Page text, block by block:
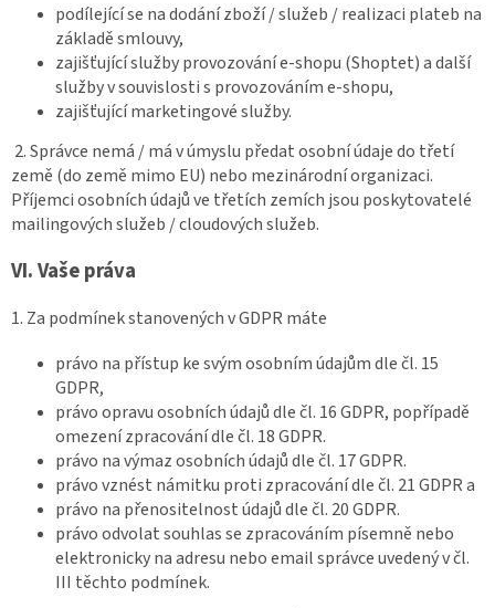
podílející se na dodání zboží / služeb / realizaci plateb na
základě smlouvy,
zajišťující služby provozování e-shopu (Shoptet) a další
služby v souvislosti s provozováním e-shopu,
zajišťující marketingové služby.
2. Správce nemá / má v úmyslu předat osobní údaje do třetí
země (do země mimo EU) nebo mezinárodní organizaci.
Příjemci osobních údajů ve třetích zemích jsou poskytovatelé
mailingových služeb / cloudových služeb.
VI.Vaše práva
1. Za podmínek stanovených v GDPR máte
právo na přístup ke svým osobním údajům dle čl. 15
GDPR,
právo opravu osobních údajů dle čl. 16 GDPR, popřípadě
omezení zpracování dle čl. 18 GDPR.
právo na výmaz osobních údajů dle čl. 17 GDPR.
právo vznést námitku proti zpracování dle čl. 21 GDPR a
právo na přenositelnost údajů dle čl. 20 GDPR.
právo odvolat souhlas se zpracováním písemně nebo
elektronicky na adresu nebo email správce uvedený v čl.
III těchto podmínek.